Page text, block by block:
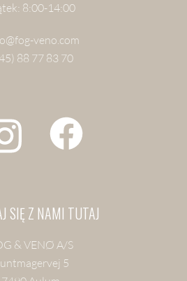
8:00-14:00
veno.com
88 77 83 70
SIĘ Z NAMI TUTAJ
& VENØ A/S
5